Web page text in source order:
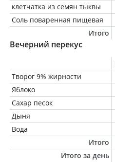
клетчатка из семян тыквы
Соль поваренная пищевая
Итого
Вечерний перекус
Творог 9% жирности
Яблоко
Сахар песок
Дыня
Вода
Итого
Итого за день